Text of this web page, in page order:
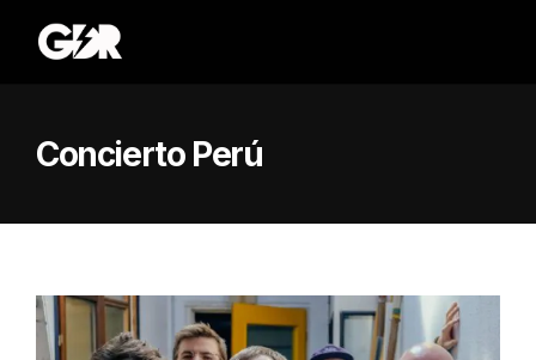
Concierto Perú